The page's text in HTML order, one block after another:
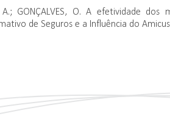
A.; GONÇALVES, O. A efetividade
de Seguros e a Influência do